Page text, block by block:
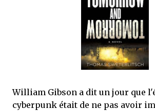
mettre sous tous les yeux. C'est cela...
William Gibson a dit un jour que
cyberpunk était de ne pas avoir